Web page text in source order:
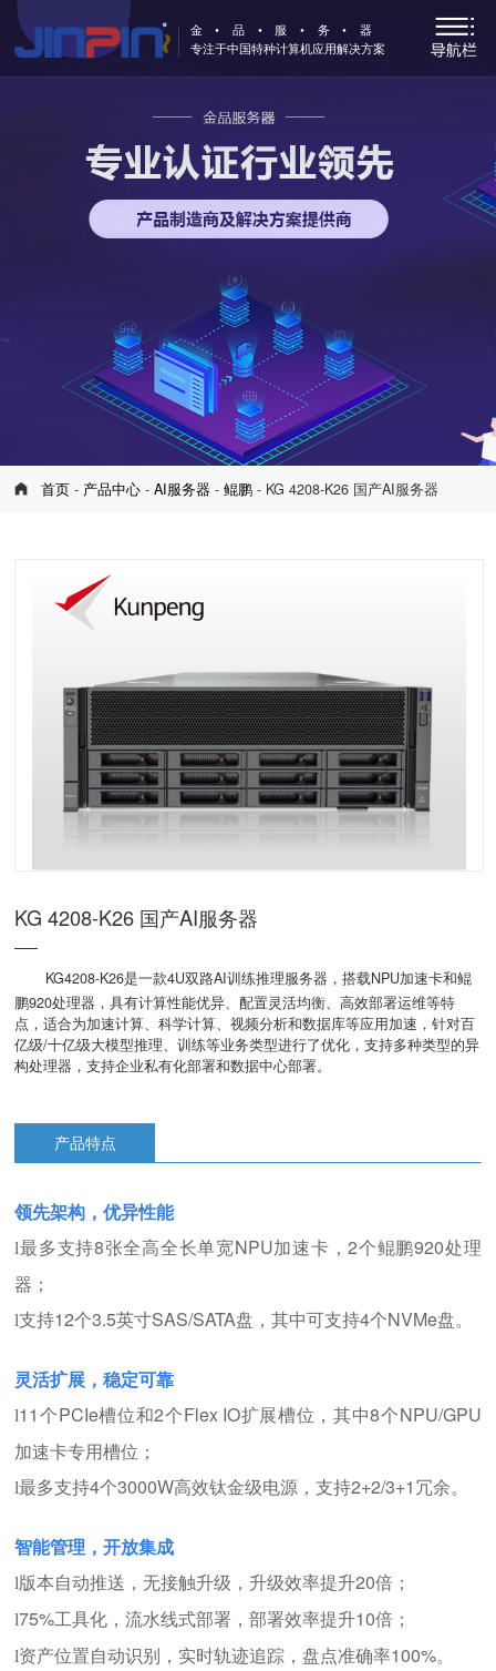
金•品•服•务•器
专注于中国特种计算机应用解决方案
首页 - 产品中心 -AI服务器 -鲲鹏 - KG 4208-K26 国产AI服务器
KG 4208-K26 国产AI服务器
KG4208-K26是一款4U双路AI训练推理服务器，搭载NPU加速卡和鲲
鹏920处理器，具有计算性能优异、配置灵活均衡、高效部署运维等特
点，适合为加速计算、科学计算、视频分析和数据库等应用加速，针对百
亿级/十亿级大模型推理、训练等业务类型进行了优化，支持多种类型的异
构处理器，支持企业私有化部署和数据中心部署。
产品特点
领先架构，优异性能
l最多支持8张全高全长单宽NPU加速卡，2个鲲鹏920处理
器；
l支持12个3.5英寸SAS/SATA盘，其中可支持4个NVMe盘。
灵活扩展，稳定可靠
l11个PCIe槽位和2个Flex IO扩展槽位，其中8个NPU/GPU
加速卡专用槽位；
l最多支持4个3000W高效钛金级电源，支持2+2/3+1冗余。
智能管理，开放集成
l版本自动推送，无接触升级，升级效率提升20倍；
l75%工具化，流水线式部署，部署效率提升10倍；
l资产位置自动识别，实时轨迹追踪，盘点准确率100%。